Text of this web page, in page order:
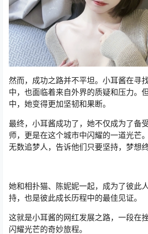
然而，成功之路并不平坦。小耳酱在寻
中，也面临着来自外界的质疑和压力。
中，她变得更加坚韧和果断。
最终，小耳酱成功了，她不仅成为了备
师，更是在这个城市中闪耀的一道光芒
无数追梦人，告诉他们只要坚持，梦想
她和相扑猫、陈妮妮一起，成为了彼此
持，也是彼此成长历程中的最佳见证。
这就是小耳酱的网红发展之路，一段在
闪耀光芒的奇妙旅程。